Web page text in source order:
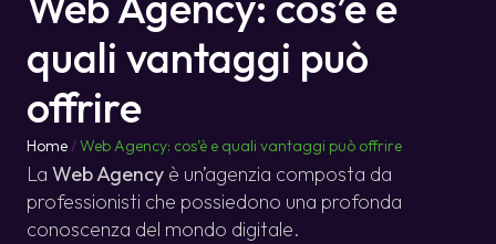
quali vantaggi può
offrire
Home /Web Agency: cos’è e quali vantaggi può offrire
La Web Agency è un’agenzia composta da
professionisti che possiedono una profonda
conoscenza del mondo digitale.